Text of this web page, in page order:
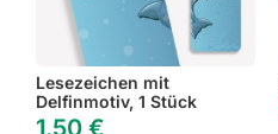
Lesezeichen mit
Delfinmotiv, 1 Stück
1,50 €